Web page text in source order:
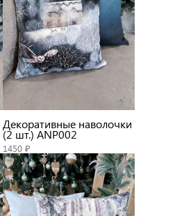
Декоративные наволочки
(2 шт.) ANP002
1450 ₽